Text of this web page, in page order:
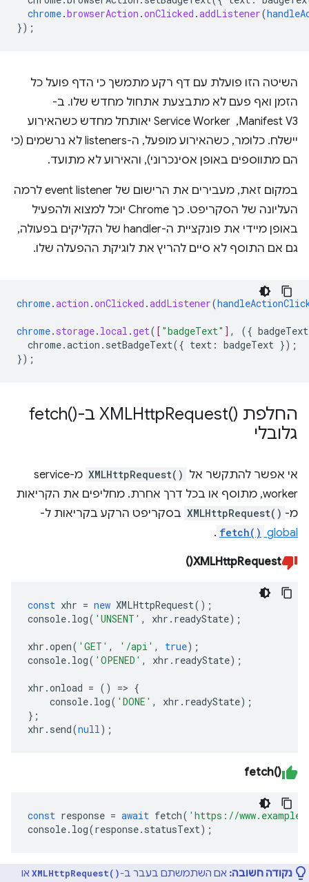
chrome.browserAction .onClicked .addListener(
});
השיטה הזו פועלת עם דף רקע מתמשך כי הדף פועל כל
הזמן ואף פעם לא מתבצעת אתחול מחדש שלו. ב-
Manifest V3, ‏ Service Worker יאותחל מחדש כשהאירוע
יישלח. כלומר, כשהאירוע מופעל, ה-listeners לא נרשמים (כי
הם מתווספים באופן אסינכרוני), והאירוע לא מתועד.
במקום זאת, מעבירים את הרישום של event listener לרמה
העליונה של הסקריפט. כך Chrome יוכל למצוא ולהפעיל
באופן מיידי את פונקציית ה-handler של הקליקים בפעולה,
גם אם התוסף לא סיים להריץ את לוגיקת ההפעלה שלו.
chrome.action .onClicked .addListener(
chrome. storage. local .get( [ "badgeText" ] , ({ badgeText
chrome.action.setBadgeText({ text : badgeText });
});
החלפת XMLHttpRequest()‎ ב -fetch(
)‎
גלובלי
אי אפשר להתקשר אל XMLHttpRequest()
מ-service
worker, מתוסף או בכל דרך אחרת. מחליפים את הקריאות
מ- XMLHttpRequest() בסקריפט הרקע בקריאות ל-
global
fetch()
.
XMLHttpRequest()
const xhr = new XMLHttpRequest();
console. log( 'UNSENT' , xhr . readyState);
xhr .open( 'GET' , '/api' , true);
console. log( 'OPENED' , xhr . readyState);
xhr .onload = () => {
console. log( 'DONE' , xhr . readyState);
};
xhr . send(null );
fetch()‎
const response = await fetch( 'https://
console. log(response. statusText);
נקודה חשובה: אם השתמשתם בעבר ב-XMLHttpRequest()או